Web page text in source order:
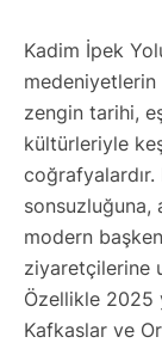
Kadim İpek
zengin tarihi,
kültürleriyle
coğrafyalardır.
sonsuzluğuna,
modern
ziyaretçilerine
Özellikle 2025
Kafkaslar ve